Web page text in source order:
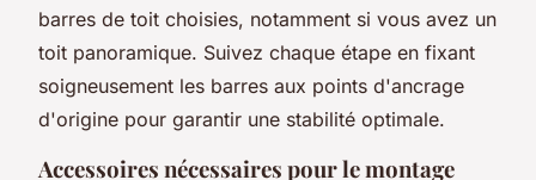
barres de toit choisies, notamment si vous avez un
toit panoramique. Suivez chaque étape en fixant
soigneusement les barres aux points d'ancrage
d'origine pour garantir une stabilité optimale.
Accessoires nécessaires pour le montage